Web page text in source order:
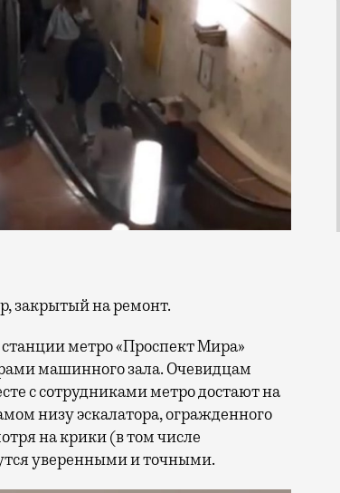
закрытый на ремонт.
метро «Проспект Мира»
машинного зала. Очевидцам
с сотрудниками метро достают на
низу эскалатора, огражденного
на крики (в том числе
уверенными и точными.